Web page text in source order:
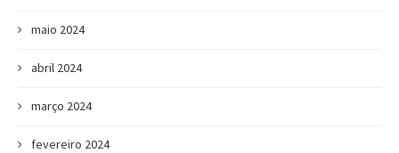
maio 2024
abril 2024
março 2024
fevereiro 2024